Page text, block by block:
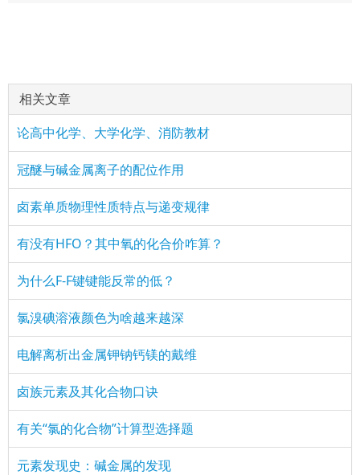
相关文章
论高中化学、大学化学、消防教材
冠醚与碱金属离子的配位作用
卤素单质物理性质特点与递变规律
有没有HFO？其中氧的化合价咋算？
为什么F-F键键能反常的低？
氯溴碘溶液颜色为啥越来越深
电解离析出金属钾钠钙镁的戴维
卤族元素及其化合物口诀
有关“氯的化合物”计算型选择题
元素发现史：碱金属的发现